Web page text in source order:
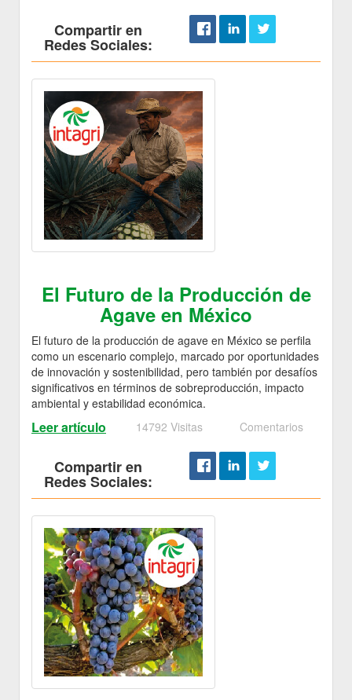
Compartir en
Redes Sociales:
El Futuro de la Producción de
Agave en México
El futuro de la producción de agave en México se perfila
como un escenario complejo, marcado por oportunidades
de innovación y sostenibilidad, pero también por desafíos
significativos en términos de sobreproducción, impacto
ambiental y estabilidad económica.
Leer artículo 14792 Visitas Comentarios
Compartir en
Redes Sociales: